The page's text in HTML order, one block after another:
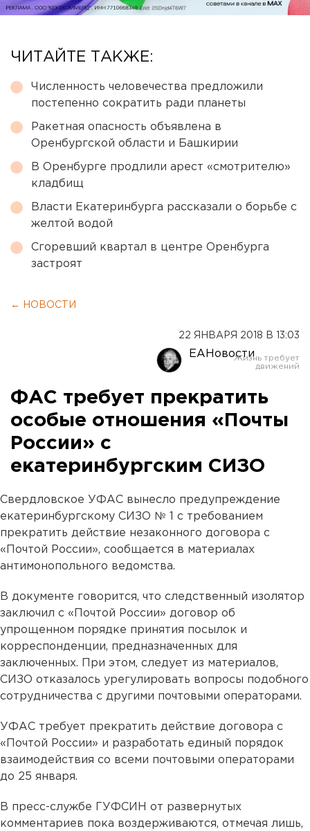
ЧИТАЙТЕ ТАКЖЕ:
Численность человечества предложили
постепенно сократить ради планеты
Ракетная опасность объявлена в
Оренбургской области и Башкирии
В Оренбурге продлили арест «смотрителю»
кладбищ
Власти Екатеринбурга рассказали о борьбе с
желтой водой
Сгоревший квартал в центре Оренбурга
застроят
← НОВОСТИ
22 ЯНВАРЯ 2018 В 13:03
ЕАНовости
ФАС требует прекратить
особые отношения «Почты
России» с
екатеринбургским СИЗО
Свердловское УФАС вынесло предупреждение
екатеринбургскому СИЗО № 1 с требованием
прекратить действие незаконного договора с
«Почтой России», сообщается в материалах
антимонопольного ведомства.
В документе говорится, что следственный изолятор
заключил с «Почтой России» договор об
упрощенном порядке принятия посылок и
корреспонденции, предназначенных для
заключенных. При этом, следует из материалов,
СИЗО отказалось урегулировать вопросы подобного
сотрудничества с другими почтовыми операторами.
УФАС требует прекратить действие договора с
«Почтой России» и разработать единый порядок
взаимодействия со всеми почтовыми операторами
до 25 января.
В пресс-службе ГУФСИН от развернутых
комментариев пока воздерживаются, отмечая лишь,